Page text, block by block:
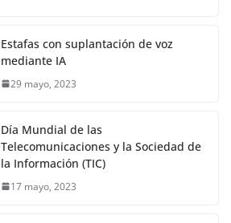
Estafas con suplantación de voz
mediante IA
29 mayo, 2023
Día Mundial de las
Telecomunicaciones y la Sociedad de
la Información (TIC)
17 mayo, 2023